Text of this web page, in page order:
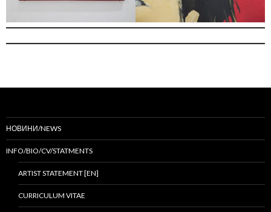
НОВИНИ/NEWS
INFO/BIO/CV/STATMENTS
ARTIST STATEMENT [EN]
CURRICULUM VITAE